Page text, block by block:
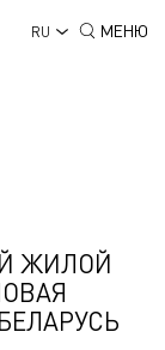
RU МЕНЮ
ЖИЛОЙ